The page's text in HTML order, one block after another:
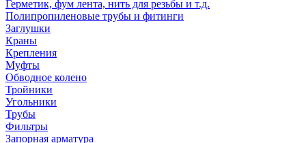
Герметик, фум лента, нить для резьбы и т.д.
Полипропиленовые трубы и фитинги
Заглушки
Краны
Крепления
Муфты
Обводное колено
Тройники
Угольники
Трубы
Фильтры
Запорная арматура